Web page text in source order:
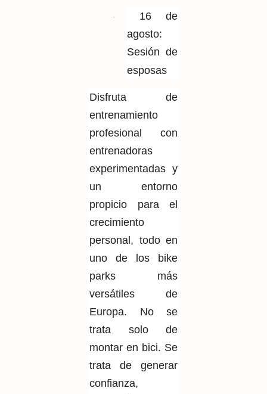
·
16 de
agosto:
Sesión de
esposas
Disfruta de
entrenamiento
profesional con
entrenadoras
experimentadas y
un entorno
propicio para el
crecimiento
personal, todo en
uno de los bike
parks más
versátiles de
Europa. No se
trata solo de
montar en bici. Se
trata de generar
confianza,